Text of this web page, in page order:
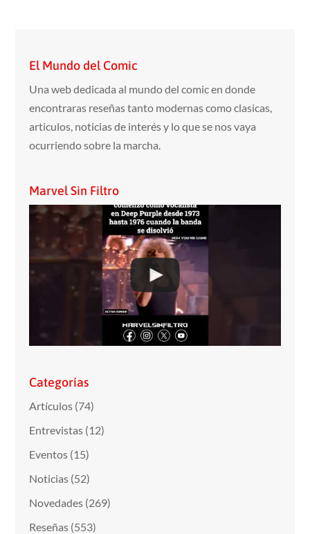
El Mundo del Comic
Una web dedicada al mundo del comic en donde
encontraras reseñas tanto modernas como clasicas,
articulos, noticias de interés y lo que se nos vaya
ocurriendo sobre la marcha.
Marvel Sin Filtro
Categorías
Artículos (74)
Entrevistas (12)
Eventos (15)
Noticias (52)
Novedades (269)
Reseñas (553)